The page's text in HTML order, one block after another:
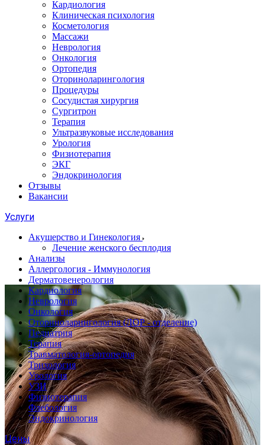
Кардиология
Клиническая психология
Косметология
Массажи
Неврология
Онкология
Ортопедия
Оториноларингология
Процедуры
Сосудистая хирургия
Сургитрон
Терапия
Ультразвуковые исследования
Урология
Физиотерапия
ЭКГ
Эндокринология
Отзывы
Вакансии
Услуги
Акушерство и Гинекология
Лечение женского бесплодия
Анализы
Аллергология - Иммунология
Дерматовенерология
Кардиология
Неврология
Онкология
Оториноларингология (ЛОР - отделение)
Педиатрия
Терапия
Травматология-ортопедия
Трихология
Урология
УЗИ
Физиотерапия
Флебология
Эндокринология
Цены